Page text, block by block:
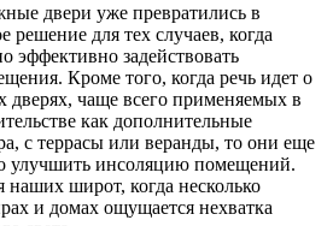
двери уже превратились в
решение для тех случаев, когда
эффективно задействовать
Кроме того, когда речь идет о
дверях, чаще всего применяемых в
как дополнительные
с террасы или веранды, то они еще
улучшить инсоляцию помещений.
широт, когда несколько
и домах ощущается нехватка